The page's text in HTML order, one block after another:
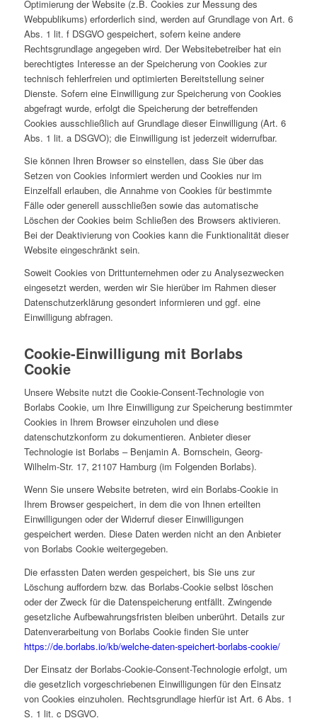
Optimierung der Website (z.B. Cookies zur Messung des
Webpublikums) erforderlich sind, werden auf Grundlage von Art. 6
Abs. 1 lit. f DSGVO gespeichert, sofern keine andere
Rechtsgrundlage angegeben wird. Der Websitebetreiber hat ein
berechtigtes Interesse an der Speicherung von Cookies zur
technisch fehlerfreien und optimierten Bereitstellung seiner
Dienste. Sofern eine Einwilligung zur Speicherung von Cookies
abgefragt wurde, erfolgt die Speicherung der betreffenden
Cookies ausschließlich auf Grundlage dieser Einwilligung (Art. 6
Abs. 1 lit. a DSGVO); die Einwilligung ist jederzeit widerrufbar.
Sie können Ihren Browser so einstellen, dass Sie über das
Setzen von Cookies informiert werden und Cookies nur im
Einzelfall erlauben, die Annahme von Cookies für bestimmte
Fälle oder generell ausschließen sowie das automatische
Löschen der Cookies beim Schließen des Browsers aktivieren.
Bei der Deaktivierung von Cookies kann die Funktionalität dieser
Website eingeschränkt sein.
Soweit Cookies von Drittunternehmen oder zu Analysezwecken
eingesetzt werden, werden wir Sie hierüber im Rahmen dieser
Datenschutzerklärung gesondert informieren und ggf. eine
Einwilligung abfragen.
Cookie-Einwilligung mit Borlabs
Cookie
Unsere Website nutzt die Cookie-Consent-Technologie von
Borlabs Cookie, um Ihre Einwilligung zur Speicherung bestimmter
Cookies in Ihrem Browser einzuholen und diese
datenschutzkonform zu dokumentieren. Anbieter dieser
Technologie ist Borlabs – Benjamin A. Bornschein, Georg-
Wilhelm-Str. 17, 21107 Hamburg (im Folgenden Borlabs).
Wenn Sie unsere Website betreten, wird ein Borlabs-Cookie in
Ihrem Browser gespeichert, in dem die von Ihnen erteilten
Einwilligungen oder der Widerruf dieser Einwilligungen
gespeichert werden. Diese Daten werden nicht an den Anbieter
von Borlabs Cookie weitergegeben.
Die erfassten Daten werden gespeichert, bis Sie uns zur
Löschung auffordern bzw. das Borlabs-Cookie selbst löschen
oder der Zweck für die Datenspeicherung entfällt. Zwingende
gesetzliche Aufbewahrungsfristen bleiben unberührt. Details zur
Datenverarbeitung von Borlabs Cookie finden Sie unter
https://de.borlabs.io/kb/welche-daten-speichert-borlabs-cookie/
Der Einsatz der Borlabs-Cookie-Consent-Technologie erfolgt, um
die gesetzlich vorgeschriebenen Einwilligungen für den Einsatz
von Cookies einzuholen. Rechtsgrundlage hierfür ist Art. 6 Abs. 1
S. 1 lit. c DSGVO.